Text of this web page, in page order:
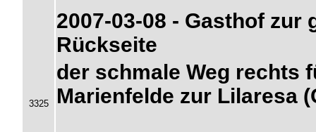
3325
2007-03-08 - Gasthof zur
Rückseite
der schmale Weg rechts
Marienfelde zur Lilaresa